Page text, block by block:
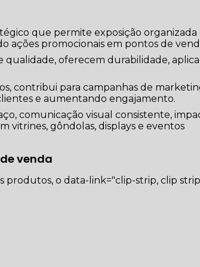
que permite exposição organizada
ações promocionais em pontos de
oferecem durabilidade,
contribui para campanhas de
e aumentando engajamento.
comunicação visual consistente,
vitrines, gôndolas, displays e eventos
venda
produtos, o data-link="clip-strip, clip